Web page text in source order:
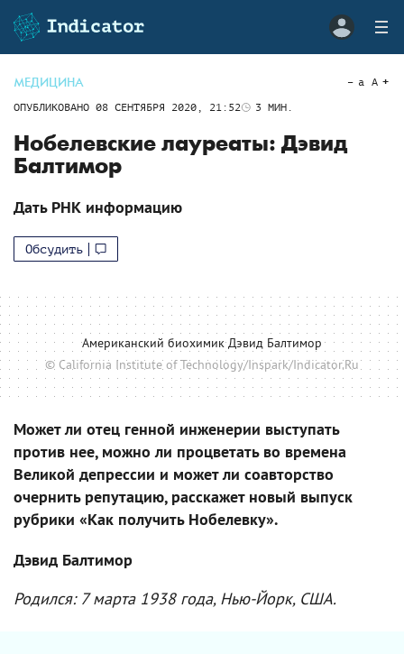
МЕДИЦИНА
ОПУБЛИКОВАНО 08 СЕНТЯБРЯ 2020, 21:52 3 МИН.
a A
Нобелевские лауреаты: Дэвид
Балтимор
Дать РНК информацию
Обсудить
Американский биохимик Дэвид Балтимор
© California Institute of Technology/Inspark/Indicator.Ru
Может ли отец генной инженерии выступать
против нее, можно ли процветать во времена
Великой депрессии и может ли соавторство
очернить репутацию, расскажет новый выпуск
рубрики «Как получить Нобелевку».
Дэвид Балтимор
Родился: 7 марта 1938 года, Нью-Йорк, США.